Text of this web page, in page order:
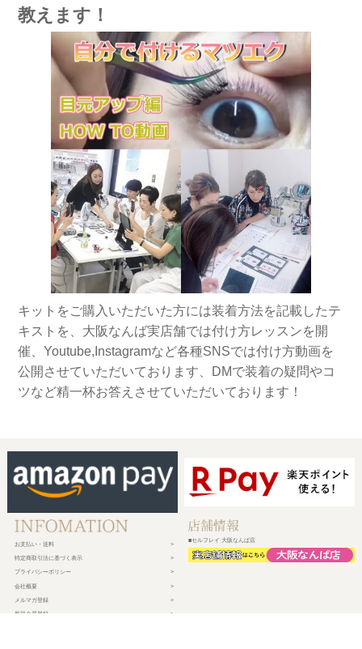
教えます！
キットをご購入いただいた方には装着方法を記載したテ
キストを、大阪なんば実店舗では付け方レッスンを開
催、Youtube,Instagramなど各種SNSでは付け方動画を
公開させていただいております、DMで装着の疑問やコ
ツなど精一杯お答えさせていただいております！
お支払い・送料
特定商取引法に基づく表示
プライバシーポリシー
会社概要
メルマガ登録
新規会員登録
■セルフレイ 大阪なんば店